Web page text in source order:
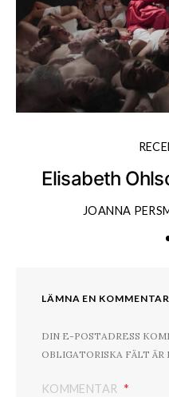
Elisabeth
JOANNA
LÄMNA EN KOMMENTAR
DIN E-POSTADRESS
OBLIGATORISKA FÄLT ÄR
KOMMENTAR